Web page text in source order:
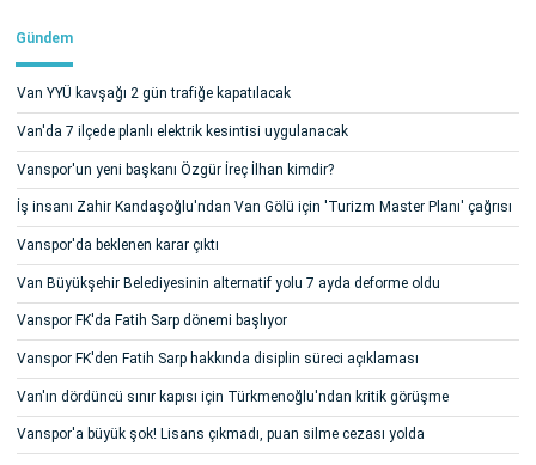
Gündem
Van YYÜ kavşağı 2 gün trafiğe kapatılacak
Van'da 7 ilçede planlı elektrik kesintisi uygulanacak
Vanspor'un yeni başkanı Özgür İreç İlhan kimdir?
İş insanı Zahir Kandaşoğlu'ndan Van Gölü için 'Turizm Master Planı' çağrısı
Vanspor'da beklenen karar çıktı
Van Büyükşehir Belediyesinin alternatif yolu 7 ayda deforme oldu
Vanspor FK'da Fatih Sarp dönemi başlıyor
Vanspor FK'den Fatih Sarp hakkında disiplin süreci açıklaması
Van'ın dördüncü sınır kapısı için Türkmenoğlu'ndan kritik görüşme
Vanspor'a büyük şok! Lisans çıkmadı, puan silme cezası yolda